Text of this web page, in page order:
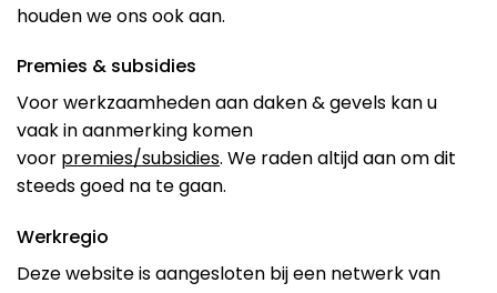
houden we ons ook aan.
Premies & subsidies
Voor werkzaamheden aan daken & gevels kan u
vaak in aanmerking komen
voor premies/subsidies. We raden altijd aan om dit
steeds goed na te gaan.
Werkregio
Deze website is aangesloten bij een netwerk van